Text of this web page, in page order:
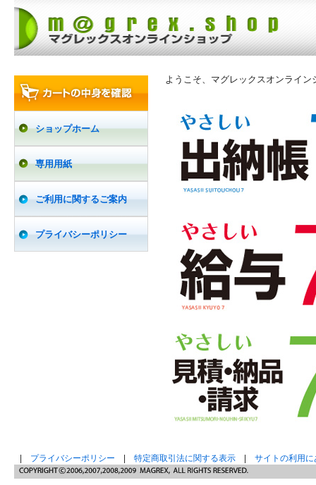
ショップホーム
専用用紙
ご利用に関するご案内
プライバシーポリシー
ようこそ、マグレックスオンライン
プライバシーポリシー 特定商取引法に関する表示 サイトの利用に